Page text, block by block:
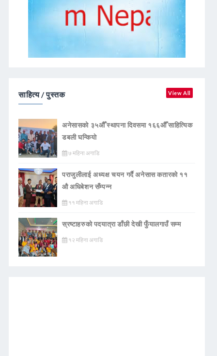
साहित्य / पुस्तक View All
अनेसासको ३५औँ स्थापना दिवसमा १६६औँ साहित्यिक
डबली घन्कियाे
७ महिना अगाडि
पराजुलीलाई अध्यक्ष चयन गर्दै अनेसास कतारको ११
औ अधिबेशन सँम्पन्न
११ महिना अगाडि
स्रष्टाहरुको पदयात्रा डाँछी देखी फुँयालगाउँ सम्म
१२ महिना अगाडि